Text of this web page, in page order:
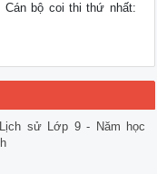
bộ coi thi thứ nhất:
sử Lớp 9 - Năm học